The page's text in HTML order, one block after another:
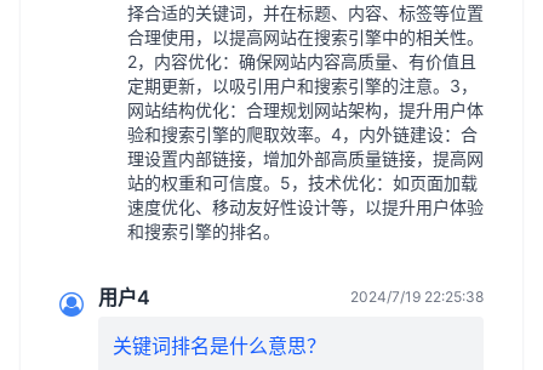
择合适的关键词，并在标题、内容、标签等位置
合理使用，以提高网站在搜索引擎中的相关性。
2，内容优化：确保网站内容高质量、有价值且
定期更新，以吸引用户和搜索引擎的注意。3，
网站结构优化：合理规划网站架构，提升用户体
验和搜索引擎的爬取效率。4，内外链建设：合
理设置内部链接，增加外部高质量链接，提高网
站的权重和可信度。5，技术优化：如页面加载
速度优化、移动友好性设计等，以提升用户体验
和搜索引擎的排名。
用户4 2024/7/19 22:25:38
关键词排名是什么意思？